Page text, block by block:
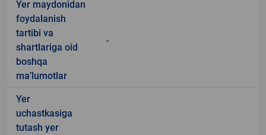
Yer maydonidan
foydalanish
tartibi va
shartlariga oid
boshqa
ma’lumotlar
-
Yer
uchastkasiga
tutash yer